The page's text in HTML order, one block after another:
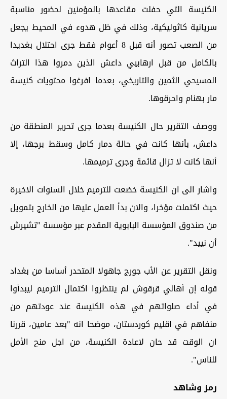
الكنيسة التي حفلت مقاعدها بالمؤمنين لحضور مناسبة
سريانية كاثوليكية، وذلك في ظل هدوء في المحيط يجعل
من الصعب تصور أنه قبل 8 أعوام فقط جرى احتلال بغديدا
بالكامل من قبل ارهابيي داعش الذين دمروا هذا التراث
المسيحي الثمين والتاريخي، بعدما افرغوا محتويات كنيسة
مار بهنام واحرقوها.
ووصف التقرير حال الكنيسة بعدما جرى تحرير المنطقة من
داعش، بأنها كانت في حالة دمار كامل وسقط برجها، إلا
أنها كانت لا تزال قائمة وجرى ترميمها.
واشار الى ان الكنيسة خضعت للترميم خلال السنوات الاخيرة
حيث اكتملت مؤخرا، والان بدأ العمل عليها من الخارج بتمويل
من صندوق المؤسسة البابوية المقدم عبر مؤسسة "تشيرش
أن نييد".
ونقل التقرير عن الأب جورج جاهولا المتحدر أساسا من بغداد
قوله إن أهالي قرقوش لم ينتظروا اكتمال الترميم ليبدأوا
في أداء صلواتهم في هذه الكنيسة عند عودتهم من
منفاهم في اقليم كوردستان، موضحا انه "بعد عامين، قررنا
ان الوقت قد حان لاعادة الكنيسة، من اجل منح الأمل
للناس".
رمز وشاهد